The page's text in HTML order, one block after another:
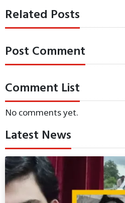
Related Posts
Post Comment
Comment List
No comments yet.
Latest News